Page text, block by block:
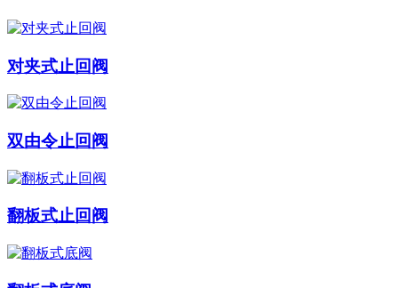
对夹式止回阀
双由令止回阀
翻板式止回阀